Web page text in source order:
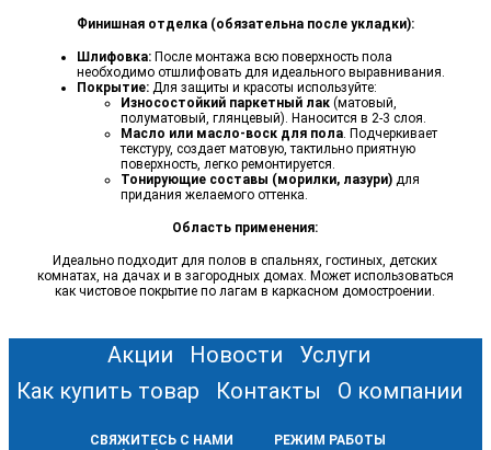
Финишная отделка (обязательна после укладки):
Шлифовка:После монтажа всю поверхность пола
необходимо отшлифовать для идеального выравнивания.
Покрытие:Для защиты и красоты используйте:
Износостойкий паркетный лак(матовый,
полуматовый, глянцевый). Наносится в 2-3 слоя.
Масло или масло-воск для пола. Подчеркивает
текстуру, создает матовую, тактильно приятную
поверхность, легко ремонтируется.
Тонирующие составы (морилки, лазури)для
придания желаемого оттенка.
Область применения:
Идеально подходит для полов в спальнях, гостиных, детских
комнатах, на дачах и в загородных домах. Может использоваться
как чистовое покрытие по лагам в каркасном домостроении.
Акции Новости
Услуги
Как купить товар
Контакты О компании
СВЯЖИТЕСЬ С НАМИ
РЕЖИМ РАБОТЫ